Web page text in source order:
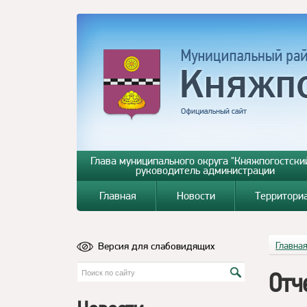
Глава муниципального округа
руководитель администрации
Главная
Новости
Версия для слабовидящих Главная